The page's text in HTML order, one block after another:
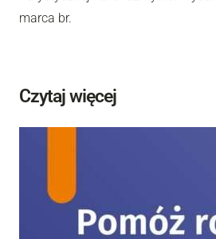
marca br.
Czytaj więcej